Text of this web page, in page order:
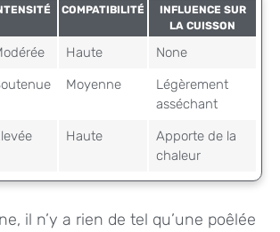
COMPATIBILITÉ
INFLUENCE SUR
LA CUISSON
Haute
None
Moyenne
Légèrement
asséchant
Haute
Apporte de la
chaleur
il n’y a rien de tel qu’une poêlée